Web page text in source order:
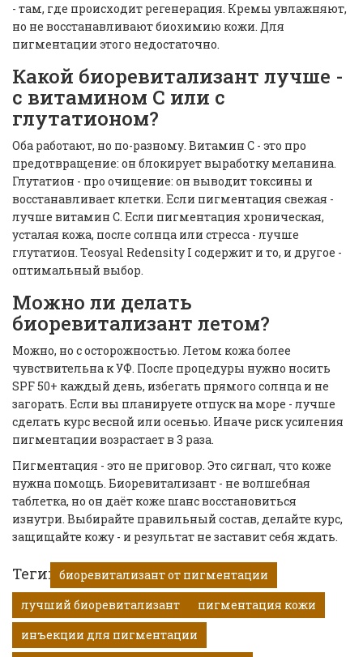
- там, где происходит регенерация. Кремы увлажняют,
но не восстанавливают биохимию кожи. Для
пигментации этого недостаточно.
Какой биоревитализант лучше -
с витамином С или с
глутатионом?
Оба работают, но по-разному. Витамин С - это про
предотвращение: он блокирует выработку меланина.
Глутатион - про очищение: он выводит токсины и
восстанавливает клетки. Если пигментация свежая -
лучше витамин С. Если пигментация хроническая,
усталая кожа, после солнца или стресса - лучше
глутатион. Teosyal Redensity I содержит и то, и другое -
оптимальный выбор.
Можно ли делать
биоревитализант летом?
Можно, но с осторожностью. Летом кожа более
чувствительна к УФ. После процедуры нужно носить
SPF 50+ каждый день, избегать прямого солнца и не
загорать. Если вы планируете отпуск на море - лучше
сделать курс весной или осенью. Иначе риск усиления
пигментации возрастает в 3 раза.
Пигментация - это не приговор. Это сигнал, что коже
нужна помощь. Биоревитализант - не волшебная
таблетка, но он даёт коже шанс восстановиться
изнутри. Выбирайте правильный состав, делайте курс,
защищайте кожу - и результат не заставит себя ждать.
Теги: биоревитализант от пигментации
лучший биоревитализант
пигментация кожи
инъекции для пигментации